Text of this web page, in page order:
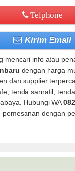
Telphone
Kirim Email
mencari info atau
dengan harga
dan supplier
tenda sarnafil,
Hubungi WA
pemesanan dengan